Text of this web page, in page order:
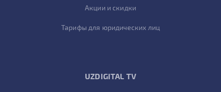
Акции и скидки
Тарифы для юридических лиц
UZDIGITAL TV